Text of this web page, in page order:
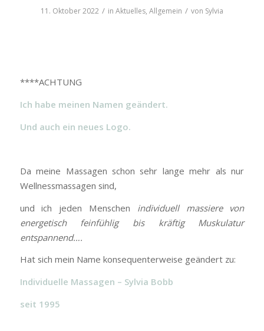
11. Oktober 2022 / in Aktuelles, Allgemein / von Sylvia
****ACHTUNG
Ich habe meinen Namen geändert.
Und auch ein neues Logo.
Da meine Massagen schon sehr lange mehr als nur
Wellnessmassagen sind,
und ich jeden Menschen individuell massiere von
energetisch feinfühlig bis kräftig Muskulatur
entspannend….
Hat sich mein Name konsequenterweise geändert zu:
Individuelle Massagen – Sylvia Bobb
seit 1995